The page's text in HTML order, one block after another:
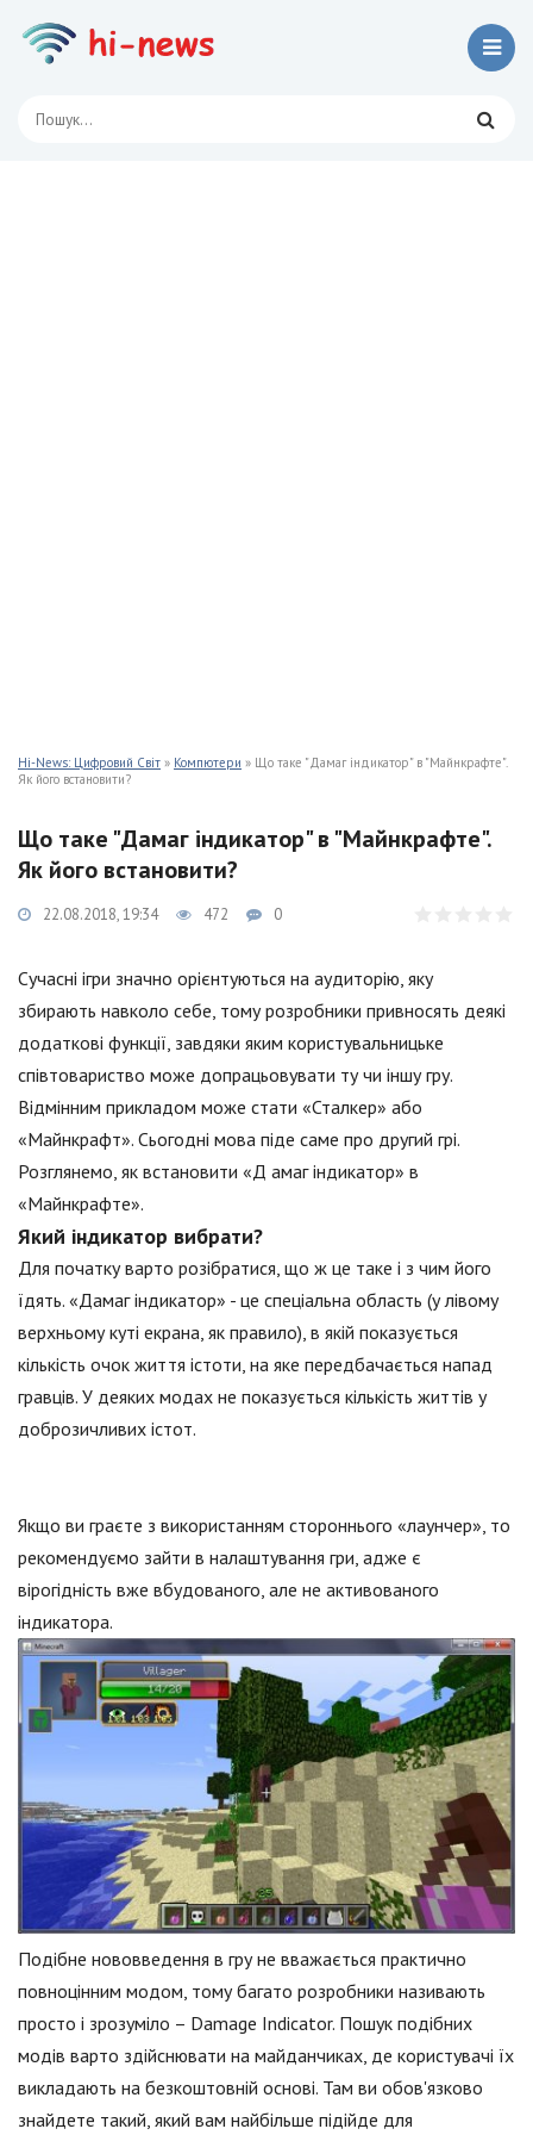
Hi-News: Цифровий Світ » Компютери » Що таке "Дамаг індикатор" в "Майнкрафте".
Як його встановити?
Що таке "Дамаг індикатор" в "Майнкрафте".
Як його встановити?
22.08.2018, 19:34 472 0
Сучасні ігри значно орієнтуються на аудиторію, яку
збирають навколо себе, тому розробники привносять деякі
додаткові функції, завдяки яким користувальницьке
співтовариство може допрацьовувати ту чи іншу гру.
Відмінним прикладом може стати «Сталкер» або
«Майнкрафт». Сьогодні мова піде саме про другий грі.
Розглянемо, як встановити «Д амаг індикатор» в
«Майнкрафте».
Який індикатор вибрати?
Для початку варто розібратися, що ж це таке і з чим його
їдять. «Дамаг індикатор» - це спеціальна область (у лівому
верхньому куті екрана, як правило), в якій показується
кількість очок життя істоти, на яке передбачається напад
гравців. У деяких модах не показується кількість життів у
доброзичливих істот.
Якщо ви граєте з використанням стороннього «лаунчер», то
рекомендуємо зайти в налаштування гри, адже є
вірогідність вже вбудованого, але не активованого
індикатора.
Подібне нововведення в гру не вважається практично
повноцінним модом, тому багато розробники називають
просто і зрозуміло – Damage Indicator. Пошук подібних
модів варто здійснювати на майданчиках, де користувачі їх
викладають на безкоштовній основі. Там ви обов'язково
знайдете такий, який вам найбільше підійде для